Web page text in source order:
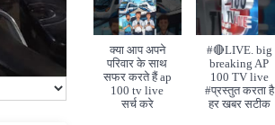
क्या आप अपने
परिवार के साथ
सफर करते हैं ap
100 tv live
सर्च करे
#🔴LIVE. big
breaking AP
100 TV live
#प्रस्तुत करता है
हर खबर सटीक